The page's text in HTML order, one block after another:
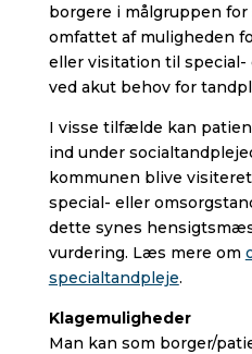
borgere i målgruppen
omfattet af muligheden
eller visitation til
ved akut behov for
I visse tilfælde kan
ind under
kommunen blive
special- eller
dette synes
vurdering. Læs mere om
specialtandpleje.
Klagemuligheder
Man kan som borger/